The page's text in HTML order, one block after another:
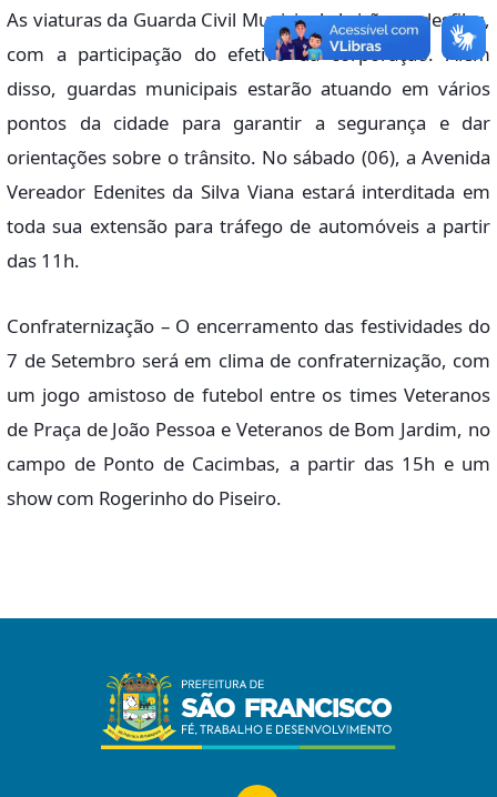
As viaturas da Guarda Civil Municipal abrirão os desfiles,
com a participação do efetivo da corporação. Além
disso, guardas municipais estarão atuando em vários
pontos da cidade para garantir a segurança e dar
orientações sobre o trânsito. No sábado (06), a Avenida
Vereador Edenites da Silva Viana estará interditada em
toda sua extensão para tráfego de automóveis a partir
das 11h.
Confraternização – O encerramento das festividades do
7 de Setembro será em clima de confraternização, com
um jogo amistoso de futebol entre os times Veteranos
de Praça de João Pessoa e Veteranos de Bom Jardim, no
campo de Ponto de Cacimbas, a partir das 15h e um
show com Rogerinho do Piseiro.